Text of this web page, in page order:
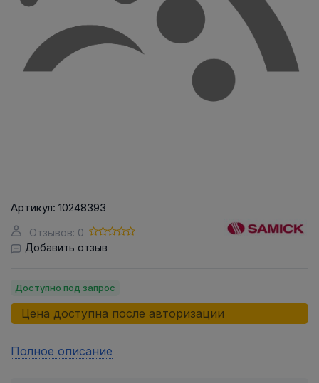
Артикул: 10248393
Отзывов: 0
Добавить отзыв
Доступно под запрос
Цена доступна после авторизации
Полное описание